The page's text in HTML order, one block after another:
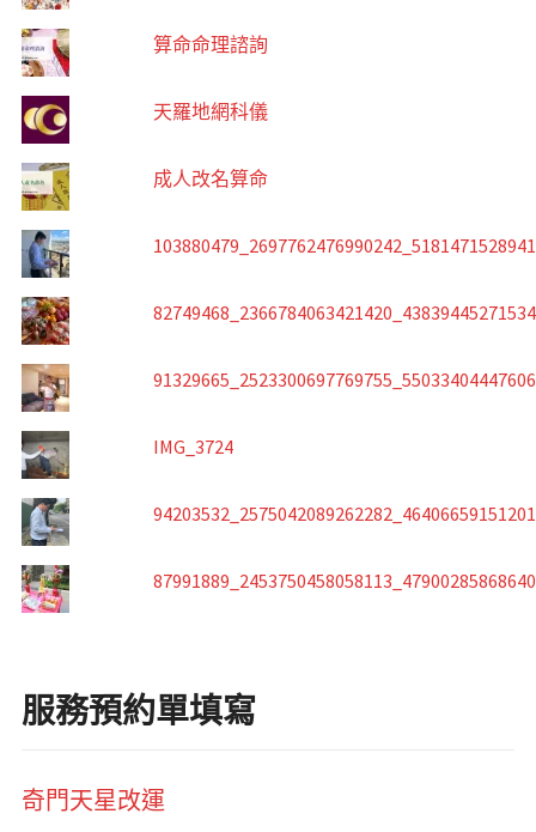
算命命理諮詢
天羅地網科儀
成人改名算命
IMG_3724
服務預約單填寫
奇門天星改運